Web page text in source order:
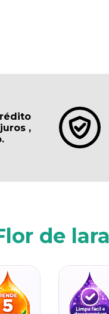
,
de